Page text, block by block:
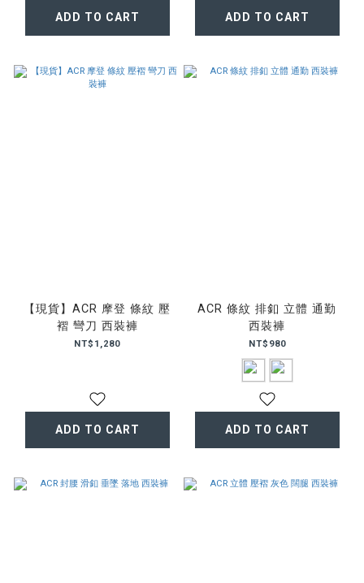
ADD TO CART ADD TO CART
【現貨】ACR 摩登 條紋 壓
褶 彎刀 西裝褲
NT$1,280
ADD TO CART
ACR 條紋 排釦 立體 通勤
西裝褲
NT$980
ADD TO CART